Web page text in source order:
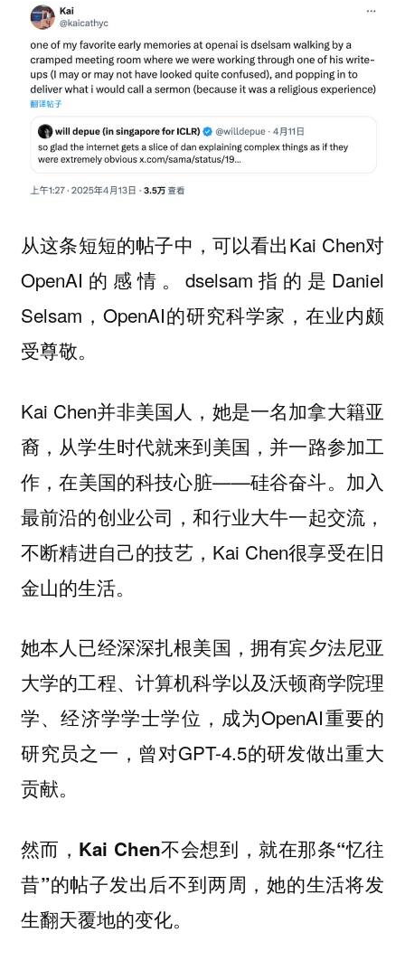
从这条短短的帖子中，可以看出Kai Chen对
OpenAI的感情。dselsam指的是Daniel
Selsam，OpenAI的研究科学家，在业内颇
受尊敬。
Kai Chen并非美国人，她是一名加拿大籍亚
裔，从学生时代就来到美国，并一路参加工
作，在美国的科技心脏——硅谷奋斗。加入
最前沿的创业公司，和行业大牛一起交流，
不断精进自己的技艺，Kai Chen很享受在旧
金山的生活。
她本人已经深深扎根美国，拥有宾夕法尼亚
大学的工程、计算机科学以及沃顿商学院理
学、经济学学士学位，成为OpenAI重要的
研究员之一，曾对GPT-4.5的研发做出重大
贡献。
然而，Kai Chen不会想到，就在那条“忆往
昔”的帖子发出后不到两周，她的生活将发
生翻天覆地的变化。